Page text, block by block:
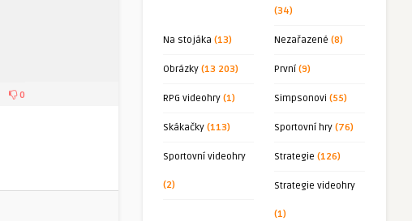
0
(34)
Na stojáka (13) Nezařazené (8)
Obrázky (13 203) První (9)
RPG videohry (1) Simpsonovi (55)
Skákačky (113) Sportovní hry (76)
Sportovní videohry
(2)
Strategie (126)
Strategie videohry
(1)